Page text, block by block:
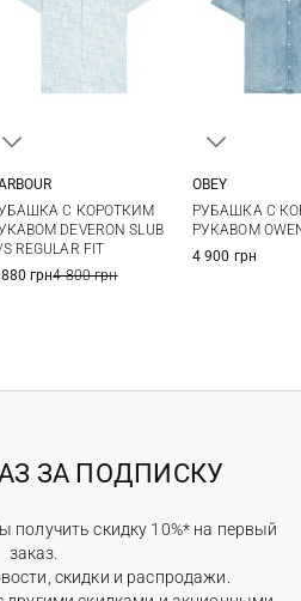
С КОРОТКИМ
DEVERON SLUB
REGULAR FIT
грн4 800 грн
OBEY
РУБАШКА С
РУКАВОМ
4 900 грн
ЗА ПОДПИСКУ
получить скидку 10%* на первый
заказ.
скидки и распродажи.